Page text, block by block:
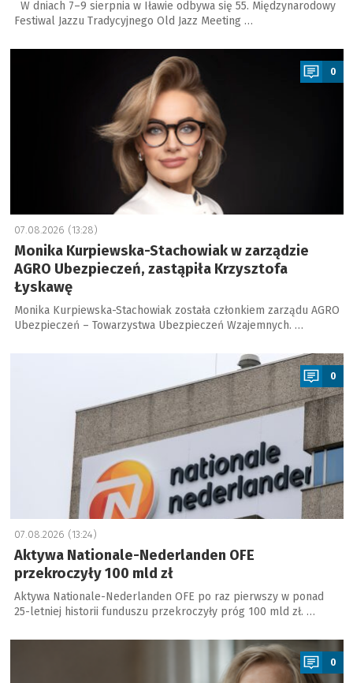
W dniach 7–9 sierpnia w Iławie odbywa się 55. Międzynarodowy
Festiwal Jazzu Tradycyjnego Old Jazz Meeting …
a
0
07.08.2026 (13:28)
Monika Kurpiewska-Stachowiak w zarządzie
AGRO Ubezpieczeń, zastąpiła Krzysztofa
Łyskawę
Monika Kurpiewska-Stachowiak została członkiem zarządu AGRO
Ubezpieczeń – Towarzystwa Ubezpieczeń Wzajemnych. …
0
07.08.2026 (13:24)
Aktywa Nationale-Nederlanden OFE
przekroczyły 100 mld zł
Aktywa Nationale-Nederlanden OFE po raz pierwszy w ponad
25-letniej historii funduszu przekroczyły próg 100 mld zł. …
a
0